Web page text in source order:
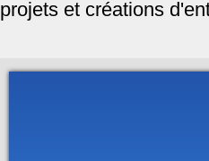
projets et créations